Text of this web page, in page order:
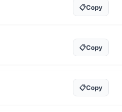
📋Copy
📋Copy
📋Copy